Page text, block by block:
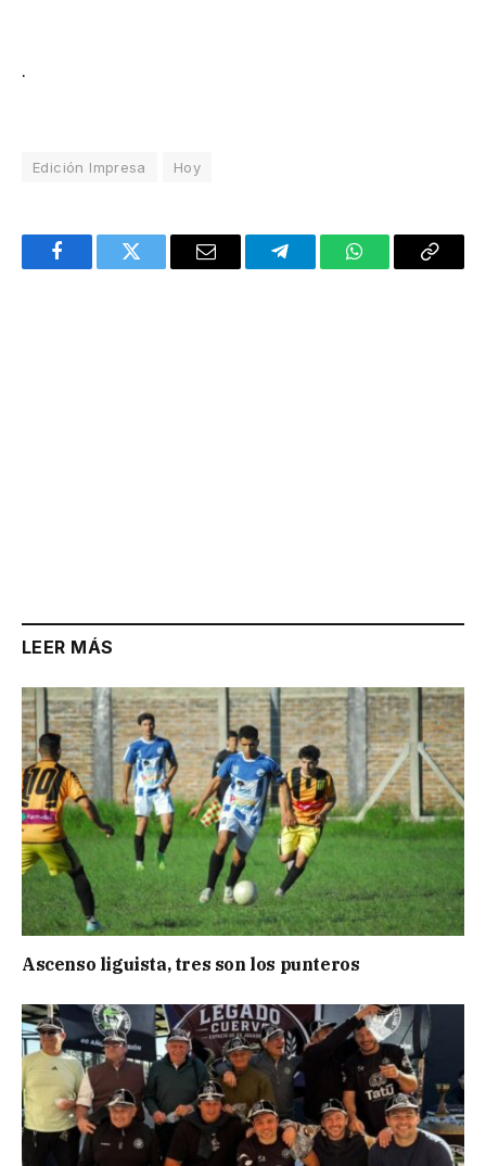
.
Edición Impresa Hoy
FacebookTwitter Email TelegramWhatsAppCopy
LEER MÁS
Ascenso liguista, tres son los punteros